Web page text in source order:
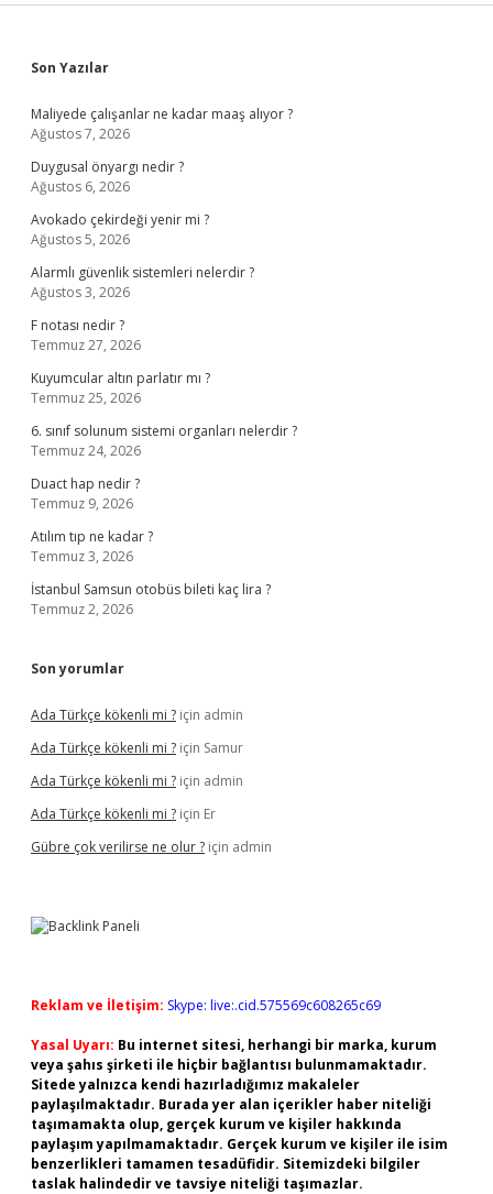
Sidebar
Son Yazılar
Maliyede çalışanlar ne kadar maaş alıyor ?
Ağustos 7, 2026
Duygusal önyargı nedir ?
Ağustos 6, 2026
Avokado çekirdeği yenir mi ?
Ağustos 5, 2026
Alarmlı güvenlik sistemleri nelerdir ?
Ağustos 3, 2026
F notası nedir ?
Temmuz 27, 2026
Kuyumcular altın parlatır mı ?
Temmuz 25, 2026
6. sınıf solunum sistemi organları nelerdir ?
Temmuz 24, 2026
Duact hap nedir ?
Temmuz 9, 2026
Atılım tıp ne kadar ?
Temmuz 3, 2026
İstanbul Samsun otobüs bileti kaç lira ?
Temmuz 2, 2026
Son yorumlar
Ada Türkçe kökenli mi ? için admin
Ada Türkçe kökenli mi ? için Samur
Ada Türkçe kökenli mi ? için admin
Ada Türkçe kökenli mi ? için Er
Gübre çok verilirse ne olur ? için admin
Reklam ve İletişim: Skype: live:.cid.575569c608265c69
Yasal Uyarı: Bu internet sitesi, herhangi bir marka, kurum
veya şahıs şirketi ile hiçbir bağlantısı bulunmamaktadır.
Sitede yalnızca kendi hazırladığımız makaleler
paylaşılmaktadır. Burada yer alan içerikler haber niteliği
taşımamakta olup, gerçek kurum ve kişiler hakkında
paylaşım yapılmamaktadır. Gerçek kurum ve kişiler ile isim
benzerlikleri tamamen tesadüfidir. Sitemizdeki bilgiler
taslak halindedir ve tavsiye niteliği taşımazlar.